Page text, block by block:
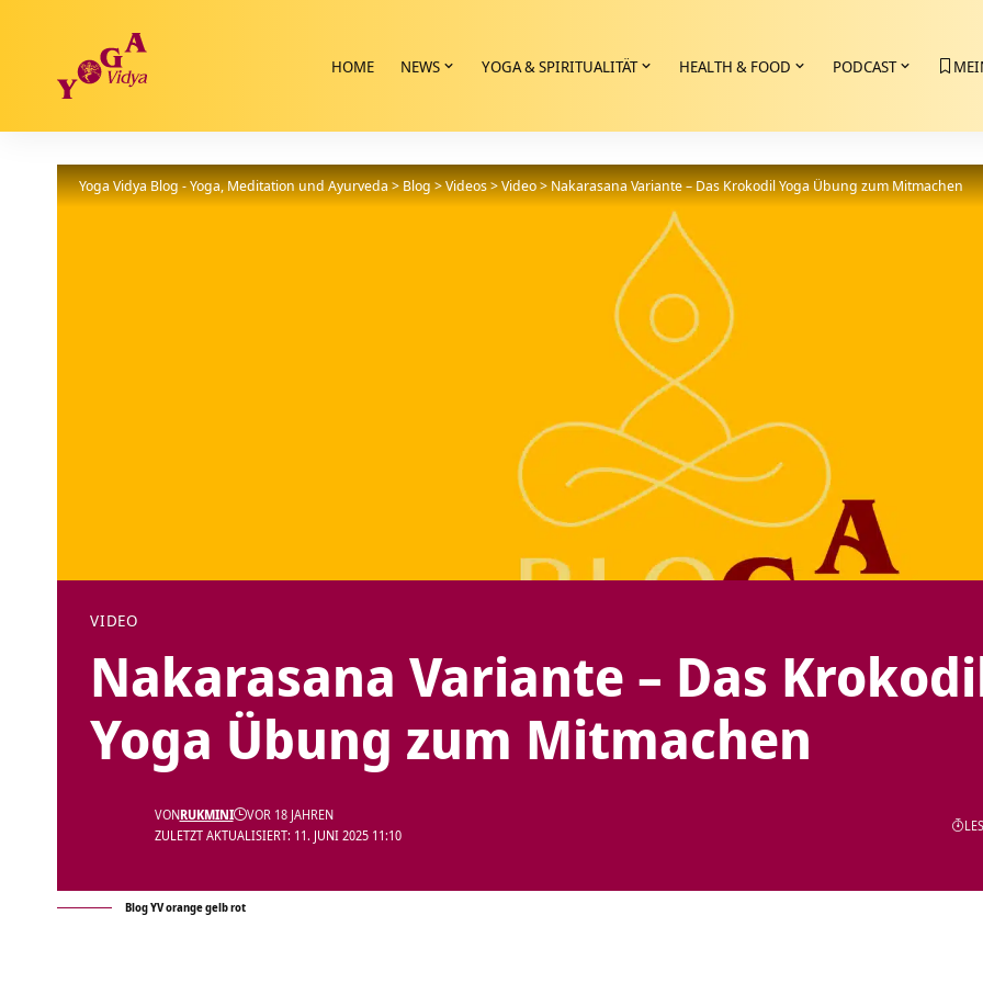
HOME NEWS YOGA & SPIRITUALITÄT HEALTH & FOOD PODCAST
Yoga Vidya Blog - Yoga, Meditation und Ayurveda>Blog>Videos>Video>Nakarasana Variante – Das Krokodil Yoga Übung zum Mitmachen
VIDEO
Nakarasana Variante – Das
Yoga Übung zum Mitmachen
ZULETZT AKTUALISIERT: 11. JUNI 2025 11:10
VONRUKMINI VOR 18 JAHREN
Blog YV orange gelb rot